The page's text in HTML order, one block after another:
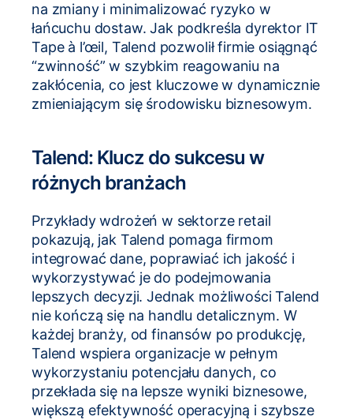
na zmiany i minimalizować ryzyko w
łańcuchu dostaw. Jak podkreśla dyrektor IT
Tape à l’œil, Talend pozwolił firmie osiągnąć
“zwinność” w szybkim reagowaniu na
zakłócenia, co jest kluczowe w dynamicznie
zmieniającym się środowisku biznesowym.
Talend: Klucz do sukcesu w
różnych branżach
Przykłady wdrożeń w sektorze retail
pokazują, jak Talend pomaga firmom
integrować dane, poprawiać ich jakość i
wykorzystywać je do podejmowania
lepszych decyzji. Jednak możliwości Talend
nie kończą się na handlu detalicznym. W
każdej branży, od finansów po produkcję,
Talend wspiera organizacje w pełnym
wykorzystaniu potencjału danych, co
przekłada się na lepsze wyniki biznesowe,
większą efektywność operacyjną i szybsze